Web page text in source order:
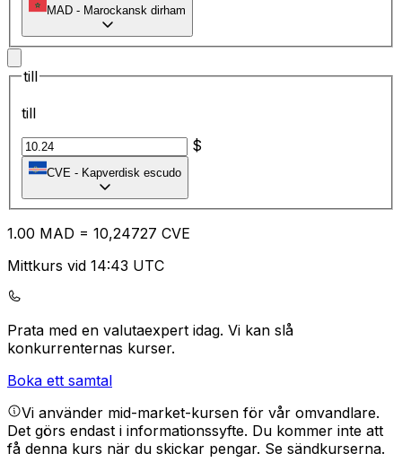
MAD - Marockansk dirham
till
till
$
CVE - Kapverdisk escudo
1.00 MAD = 10,24727 CVE
Mittkurs vid 14:43 UTC
Prata med en valutaexpert idag. Vi kan slå
konkurrenternas kurser.
Boka ett samtal
Vi använder mid-market-kursen för vår omvandlare.
Det görs endast i informationssyfte. Du kommer inte att
få denna kurs när du skickar pengar. Se sändkurserna.